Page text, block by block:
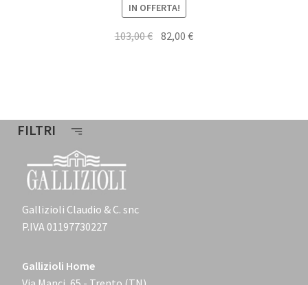
IN OFFERTA!
103,00€ 82,00€Il
FILTRI
Gallizioli Claudio & C. snc
P.IVA 01197730227
Gallizioli Home